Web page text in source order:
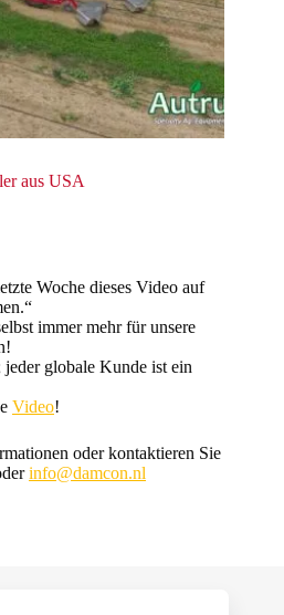
aus USA
Woche dieses Video auf
immer mehr für unsere
globale Kunde ist ein
Video!
oder kontaktieren Sie
info@damcon.nl